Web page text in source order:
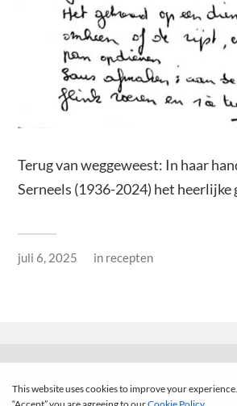
Terug van weggeweest: In haar
Serneels (1936-2024) het heerlijke
juli 6, 2025 in recepten
← VORIG BERICHT